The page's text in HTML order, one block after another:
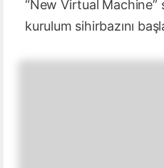
“New Virtual Machine”
kurulum sihirbazını